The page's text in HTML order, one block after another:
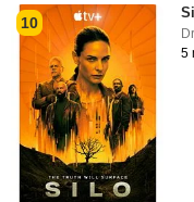
10
5